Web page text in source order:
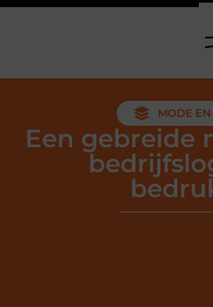
MODE
Een gebreide